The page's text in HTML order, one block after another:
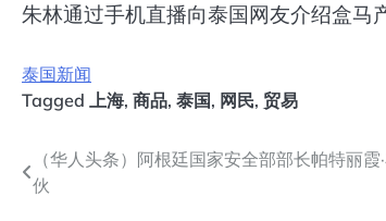
朱林通过手机直播向泰国网友介绍盒马
泰国新闻
Tagged
上海, 商品, 泰国, 网民, 贸易
文
章
（华人头条）阿根廷国家安全部部长帕特丽
伙